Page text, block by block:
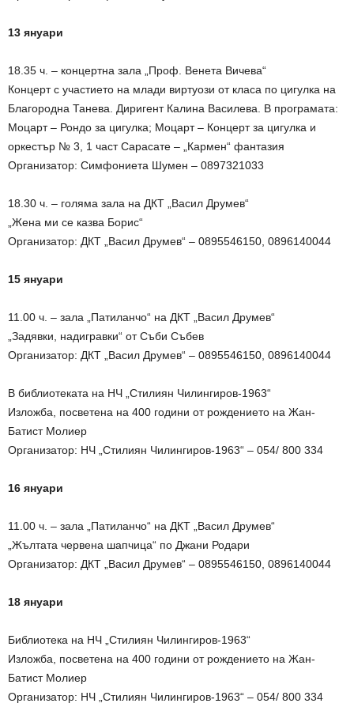
13 януари
18.35 ч. – концертна зала „Проф. Венета Вичева“
Концерт с участието на млади виртуози от класа по цигулка на
Благородна Танева. Диригент Калина Василева. В програмата:
Моцарт – Рондо за цигулка; Моцарт – Концерт за цигулка и
оркестър № 3, 1 част Сарасате – „Кармен“ фантазия
Организатор: Симфониета Шумен – 0897321033
18.30 ч. – голяма зала на ДКТ „Васил Друмев“
„Жена ми се казва Борис“
Организатор: ДКТ „Васил Друмев“ – 0895546150, 0896140044
15 януари
11.00 ч. – зала „Патиланчо“ на ДКТ „Васил Друмев“
„Задявки, надигравки“ от Съби Събев
Организатор: ДКТ „Васил Друмев“ – 0895546150, 0896140044
В библиотеката на НЧ „Стилиян Чилингиров-1963“
Изложба, посветена на 400 години от рождението на Жан-
Батист Молиер
Организатор: НЧ „Стилиян Чилингиров-1963“ – 054/ 800 334
16 януари
11.00 ч. – зала „Патиланчо“ на ДКТ „Васил Друмев“
„Жълтата червена шапчица“ по Джани Родари
Организатор: ДКТ „Васил Друмев“ – 0895546150, 0896140044
18 януари
Библиотека на НЧ „Стилиян Чилингиров-1963“
Изложба, посветена на 400 години от рождението на Жан-
Батист Молиер
Организатор: НЧ „Стилиян Чилингиров-1963“ – 054/ 800 334